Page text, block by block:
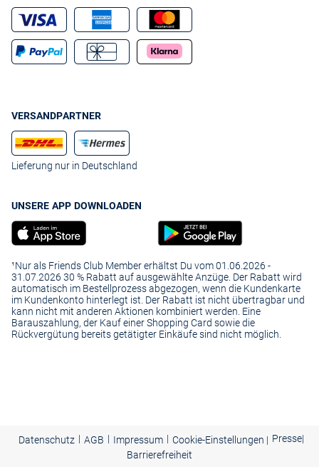
VERSANDPARTNER
Lieferung nur in Deutschland
UNSERE APP DOWNLOADEN
¹Nur als Friends Club Member erhältst Du vom 01.06.2026 -
31.07.2026 30 % Rabatt auf ausgewählte Anzüge. Der Rabatt wird
automatisch im Bestellprozess abgezogen, wenn die Kundenkarte
im Kundenkonto hinterlegt ist. Der Rabatt ist nicht übertragbar und
kann nicht mit anderen Aktionen kombiniert werden. Eine
Barauszahlung, der Kauf einer Shopping Card sowie die
Rückvergütung bereits getätigter Einkäufe sind nicht möglich.
Datenschutz | AGB | Impressum | Cookie-Einstellungen | Presse|
Barrierefreiheit